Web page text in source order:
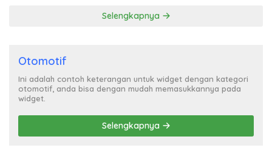
Selengkapnya
Otomotif
Ini adalah contoh keterangan untuk widget dengan kategori
otomotif, anda bisa dengan mudah memasukkannya pada
widget.
Selengkapnya